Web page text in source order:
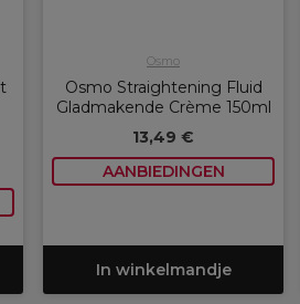
Osmo
Osmo Straightening Fluid
Gladmakende Crème 150ml
13,49 €
AANBIEDINGEN
In winkelmandje